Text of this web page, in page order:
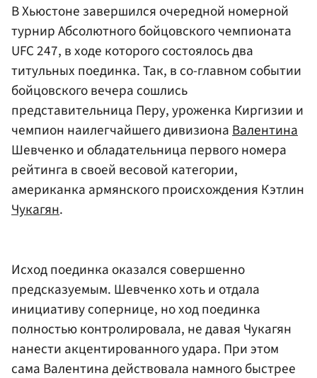
В Хьюстоне завершился очередной номерной
турнир Абсолютного бойцовского чемпионата
UFC 247, в ходе которого состоялось два
титульных поединка. Так, в со-главном событии
бойцовского вечера сошлись
представительница Перу, уроженка Киргизии и
чемпион наилегчайшего дивизионаВалентина
Шевченко и обладательница первого номера
рейтинга в своей весовой категории,
американка армянского происхождения Кэтлин
Чукагян.
Исход поединка оказался совершенно
предсказуемым. Шевченко хоть и отдала
инициативу сопернице, но ход поединка
полностью контролировала, не давая Чукагян
нанести акцентированного удара. При этом
сама Валентина действовала намного быстрее